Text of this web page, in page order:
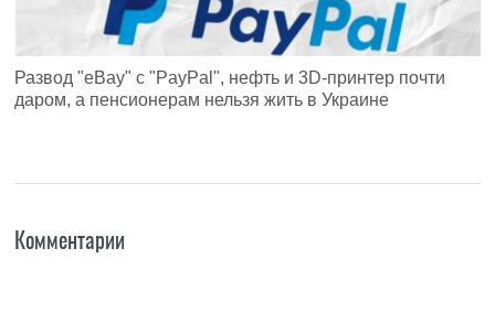
Развод "eBay" с "PayPal", нефть и 3D-принтер почти
даром, а пенсионерам нельзя жить в Украине
Комментарии